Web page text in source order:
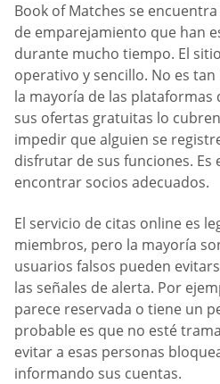
Book of Matches se
de emparejamiento que han
durante mucho tiempo. El
operativo y sencillo. No es
la mayoría de las plataformas
sus ofertas gratuitas lo
impedir que alguien se
disfrutar de sus funciones. Es
encontrar socios adecuados.
El servicio de citas online es
miembros, pero la mayoría
usuarios falsos pueden
las señales de alerta. Por
parece reservada o tiene un
probable es que no esté
evitar a esas personas
informando sus cuentas.